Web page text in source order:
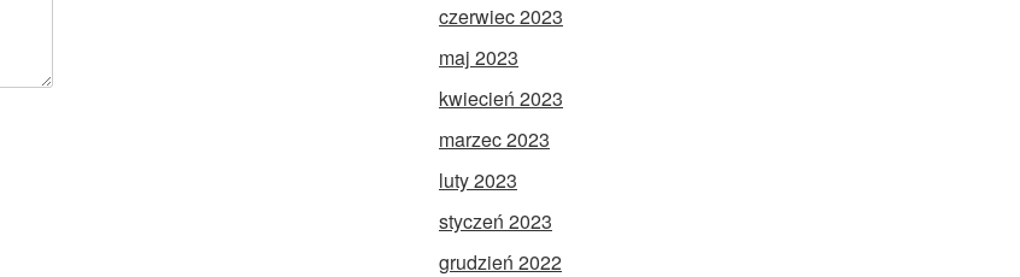
czerwiec 2023
maj 2023
kwiecień 2023
marzec 2023
luty 2023
styczeń 2023
grudzień 2022